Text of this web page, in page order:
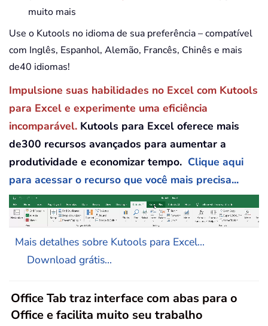
muito mais
Use o Kutools no idioma de sua preferência – compatível
com Inglês, Espanhol, Alemão, Francês, Chinês e mais
de40 idiomas!
Impulsione suas habilidades no Excel com Kutools
para Excel e experimente uma eficiência
incomparável. Kutools para Excel oferece mais
de300 recursos avançados para aumentar a
produtividade e economizar tempo. Clique aqui
para acessar o recurso que você mais precisa...
Mais detalhes sobre Kutools para Excel...
Download grátis...
Office Tab traz interface com abas para o
Office e facilita muito seu trabalho